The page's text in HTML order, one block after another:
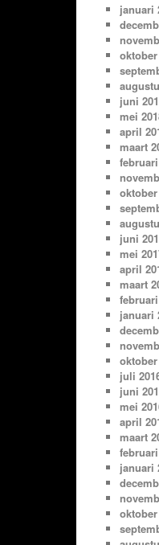
januari
oktober
juni
mei
april
maart
oktober
juni
mei
april
maart
januari
oktober
juli
juni
mei
april
maart
januari
oktober